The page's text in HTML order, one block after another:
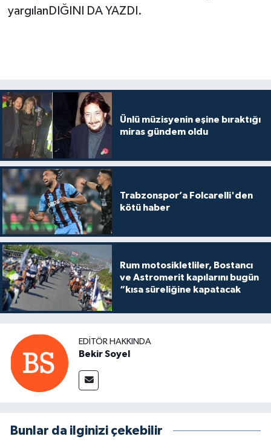
yargılanDIĞINI DA YAZDI.
Ünlü müzisyenin eşine bıraktığı
miras gündem oldu
Trabzonspor’a Folcarelli'den
kötü haber
Rum motosikletliler, Bostancı
ve Astromerit kapılarını bugün
“kısa süreliğine kapatacak
EDITÖR HAKKINDA
Bekir Soyel
Bunlar da ilginizi çekebilir